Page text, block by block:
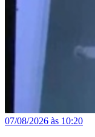
07/08/2026 às 10:20